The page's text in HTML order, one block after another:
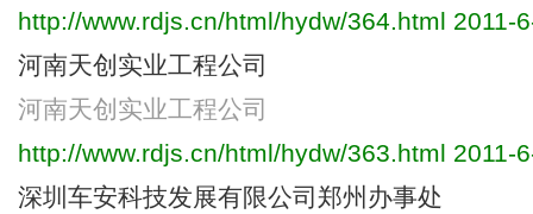
http://www.rdjs.cn/html/hydw/364.html 2011-
河南天创实业工程公司
河南天创实业工程公司
http://www.rdjs.cn/html/hydw/363.html 2011-
深圳车安科技发展有限公司郑州办事处